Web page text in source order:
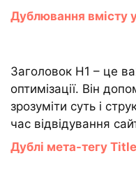
Дублювання вмісту
Заголовок Н1 – це
оптимізації. Він
зрозуміти суть і
час відвідування
Дублі мета-тегу